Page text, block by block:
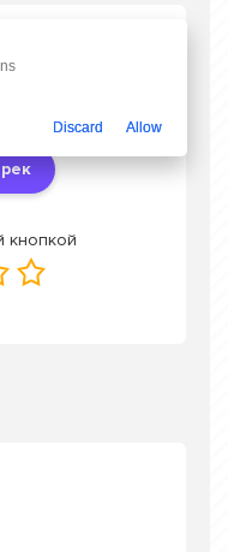
Gu - НИЧЕГО
онлайн
кнопкой
Discard Allow